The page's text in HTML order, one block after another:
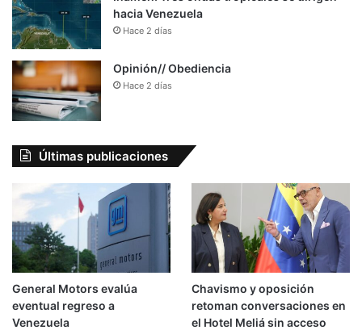
hacia Venezuela
Hace 2 días
Opinión// Obediencia
Hace 2 días
Últimas publicaciones
General Motors evalúa
eventual regreso a
Venezuela
Chavismo y oposición
retoman conversaciones en
el Hotel Meliá sin acceso